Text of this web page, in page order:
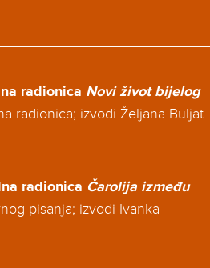
radionica Novi život bijelog
radionica; izvodi Željana Buljat
radionica Čarolija između
pisanja; izvodi Ivanka